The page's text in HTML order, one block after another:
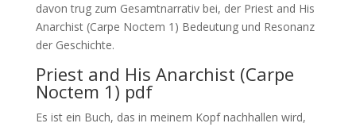
davon trug zum Gesamtnarrativ bei, der Priest and His
Anarchist (Carpe Noctem 1) Bedeutung und Resonanz
der Geschichte.
Priest and His Anarchist (Carpe
Noctem 1) pdf
Es ist ein Buch, das in meinem Kopf nachhallen wird,